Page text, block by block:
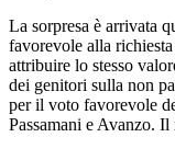
La sorpresa è arrivata
favorevole alla
attribuire lo stesso
dei genitori sulla non
per il voto favorevole
Passamani e Avanzo.